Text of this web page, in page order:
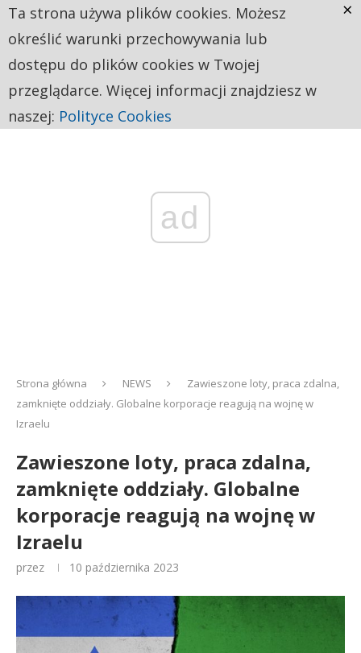
ad
Strona główna NEWS
Zawieszone loty, praca zdalna,
zamknięte oddziały. Globalne korporacje reagują na wojnę w
Izraelu
Zawieszone loty, praca zdalna,
zamknięte oddziały. Globalne
korporacje reagują na wojnę w
Izraelu
przez 10 października 2023
Ta strona używa plików cookies. Możesz
określić warunki przechowywania lub
dostępu do plików cookies w Twojej
przeglądarce. Więcej informacji znajdziesz w
naszej: Polityce Cookies
×